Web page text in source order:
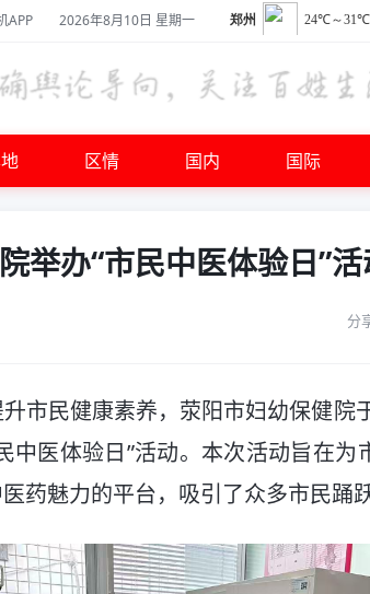
APP 2026年8月10日 星期一
区情 国内 国际
举办“市民中医体验日”
分
市民健康素养，荥阳市妇幼保健院
中医体验日”活动。本次活动旨在为
药魅力的平台，吸引了众多市民踊跃